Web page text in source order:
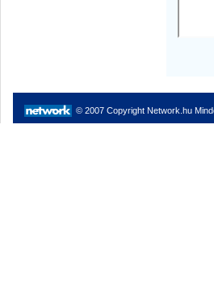
© 2007 Copyright Network.hu